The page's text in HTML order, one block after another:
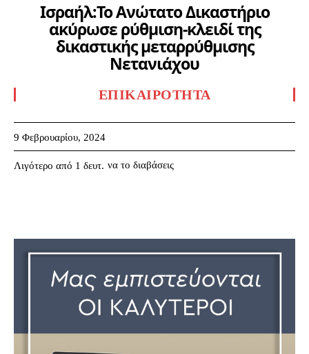
Ισραήλ:Το Ανώτατο Δικαστήριο
ακύρωσε ρύθμιση-κλειδί της
δικαστικής μεταρρύθμισης
Νετανιάχου
ΕΠΙΚΑΙΡΌΤΗΤΑ
9 Φεβρουαρίου, 2024
Λιγότερο από 1 δευτ. να το διαβάσεις